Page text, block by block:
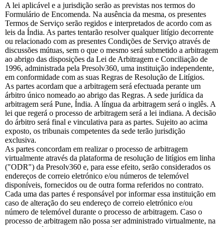
A lei aplicável e a jurisdição serão as previstas nos termos do
Formulário de Encomenda. Na ausência da mesma, os presentes
Termos de Serviço serão regidos e interpretados de acordo com as
leis da Índia. As partes tentarão resolver qualquer litígio decorrente
ou relacionado com as presentes Condições de Serviço através de
discussões mútuas, sem o que o mesmo será submetido a arbitragem
ao abrigo das disposições da Lei de Arbitragem e Conciliação de
1996, administrada pela Presolv360, uma instituição independente,
em conformidade com as suas Regras de Resolução de Litígios.
As partes acordam que a arbitragem será efectuada perante um
árbitro único nomeado ao abrigo das Regras. A sede jurídica da
arbitragem será Pune, Índia. A língua da arbitragem será o inglês. A
lei que regerá o processo de arbitragem será a lei indiana. A decisão
do árbitro será final e vinculativa para as partes. Sujeito ao acima
exposto, os tribunais competentes da sede terão jurisdição
exclusiva.
As partes concordam em realizar o processo de arbitragem
virtualmente através da plataforma de resolução de litígios em linha
("ODR") da Presolv360 e, para esse efeito, serão considerados os
endereços de correio eletrónico e/ou números de telemóvel
disponíveis, fornecidos ou de outra forma referidos no contrato.
Cada uma das partes é responsável por informar essa instituição em
caso de alteração do seu endereço de correio eletrónico e/ou
número de telemóvel durante o processo de arbitragem. Caso o
processo de arbitragem não possa ser administrado virtualmente, na